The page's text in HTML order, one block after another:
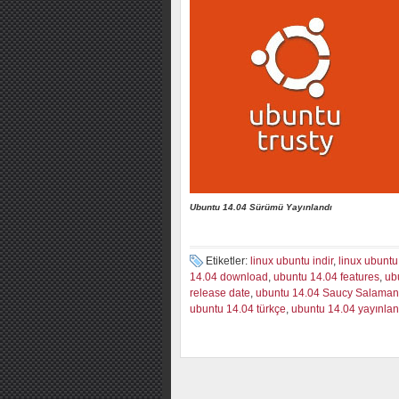
Ubuntu 14.04 Sürümü Yayınlandı
Etiketler: linux ubuntu indir, linux
14.04 download , ubuntu 14.04 features,
release date, ubuntu 14.04 Saucy
ubuntu 14.04 türkçe, ubuntu 14.04